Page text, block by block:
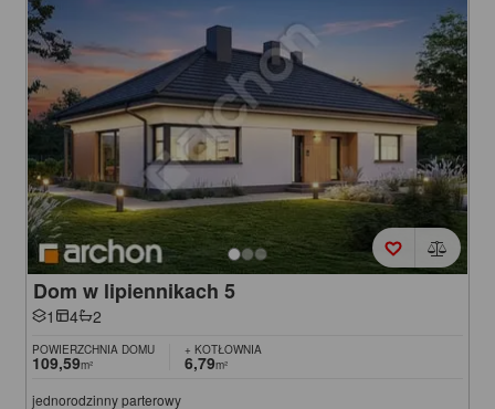
Dom w lipiennikach 5
1 4 2
POWIERZCHNIA DOMU
109,59m²
+ KOTŁOWNIA
6,79m²
jednorodzinny parterowy